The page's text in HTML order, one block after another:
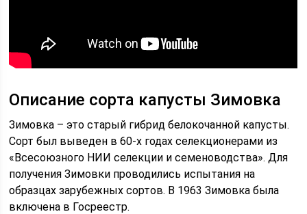
Описание сорта капусты Зимовка
Зимовка – это старый гибрид белокочанной капусты.
Сорт был выведен в 60-х годах селекционерами из
«Всесоюзного НИИ селекции и семеноводства». Для
получения Зимовки проводились испытания на
образцах зарубежных сортов. В 1963 Зимовка была
включена в Госреестр.